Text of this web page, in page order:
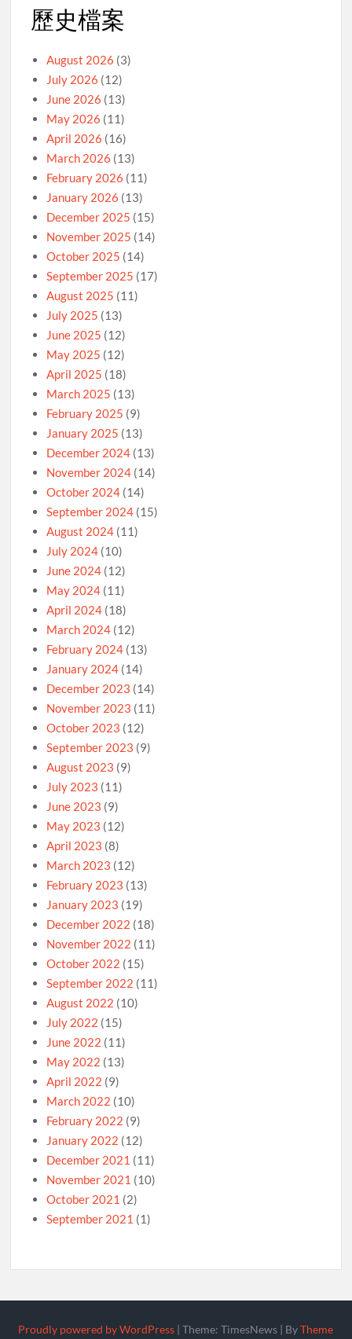
歷史檔案
August 2026 (3)
July 2026 (12)
June 2026 (13)
May 2026 (11)
April 2026 (16)
March 2026 (13)
February 2026 (11)
January 2026 (13)
December 2025 (15)
November 2025 (14)
October 2025 (14)
September 2025 (17)
August 2025 (11)
July 2025 (13)
June 2025 (12)
May 2025 (12)
April 2025 (18)
March 2025 (13)
February 2025 (9)
January 2025 (13)
December 2024 (13)
November 2024 (14)
October 2024 (14)
September 2024 (15)
August 2024 (11)
July 2024 (10)
June 2024 (12)
May 2024 (11)
April 2024 (18)
March 2024 (12)
February 2024 (13)
January 2024 (14)
December 2023 (14)
November 2023 (11)
October 2023 (12)
September 2023 (9)
August 2023 (9)
July 2023 (11)
June 2023 (9)
May 2023 (12)
April 2023 (8)
March 2023 (12)
February 2023 (13)
January 2023 (19)
December 2022 (18)
November 2022 (11)
October 2022 (15)
September 2022 (11)
August 2022 (10)
July 2022 (15)
June 2022 (11)
May 2022 (13)
April 2022 (9)
March 2022 (10)
February 2022 (9)
January 2022 (12)
December 2021 (11)
November 2021 (10)
October 2021 (2)
September 2021 (1)
Proudly powered by WordPress |Theme: TimesNews | ByTheme